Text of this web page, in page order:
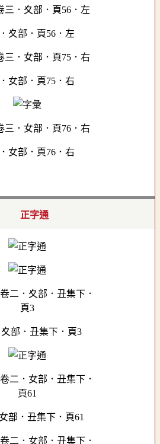
夊部．頁56．左
女部．頁75．右
女部．頁76．右
正字通
部．丑集下．頁3
部．丑集下．頁61